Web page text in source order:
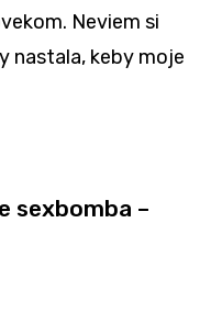
Neviem si
nastala, keby moje
sexbomba –